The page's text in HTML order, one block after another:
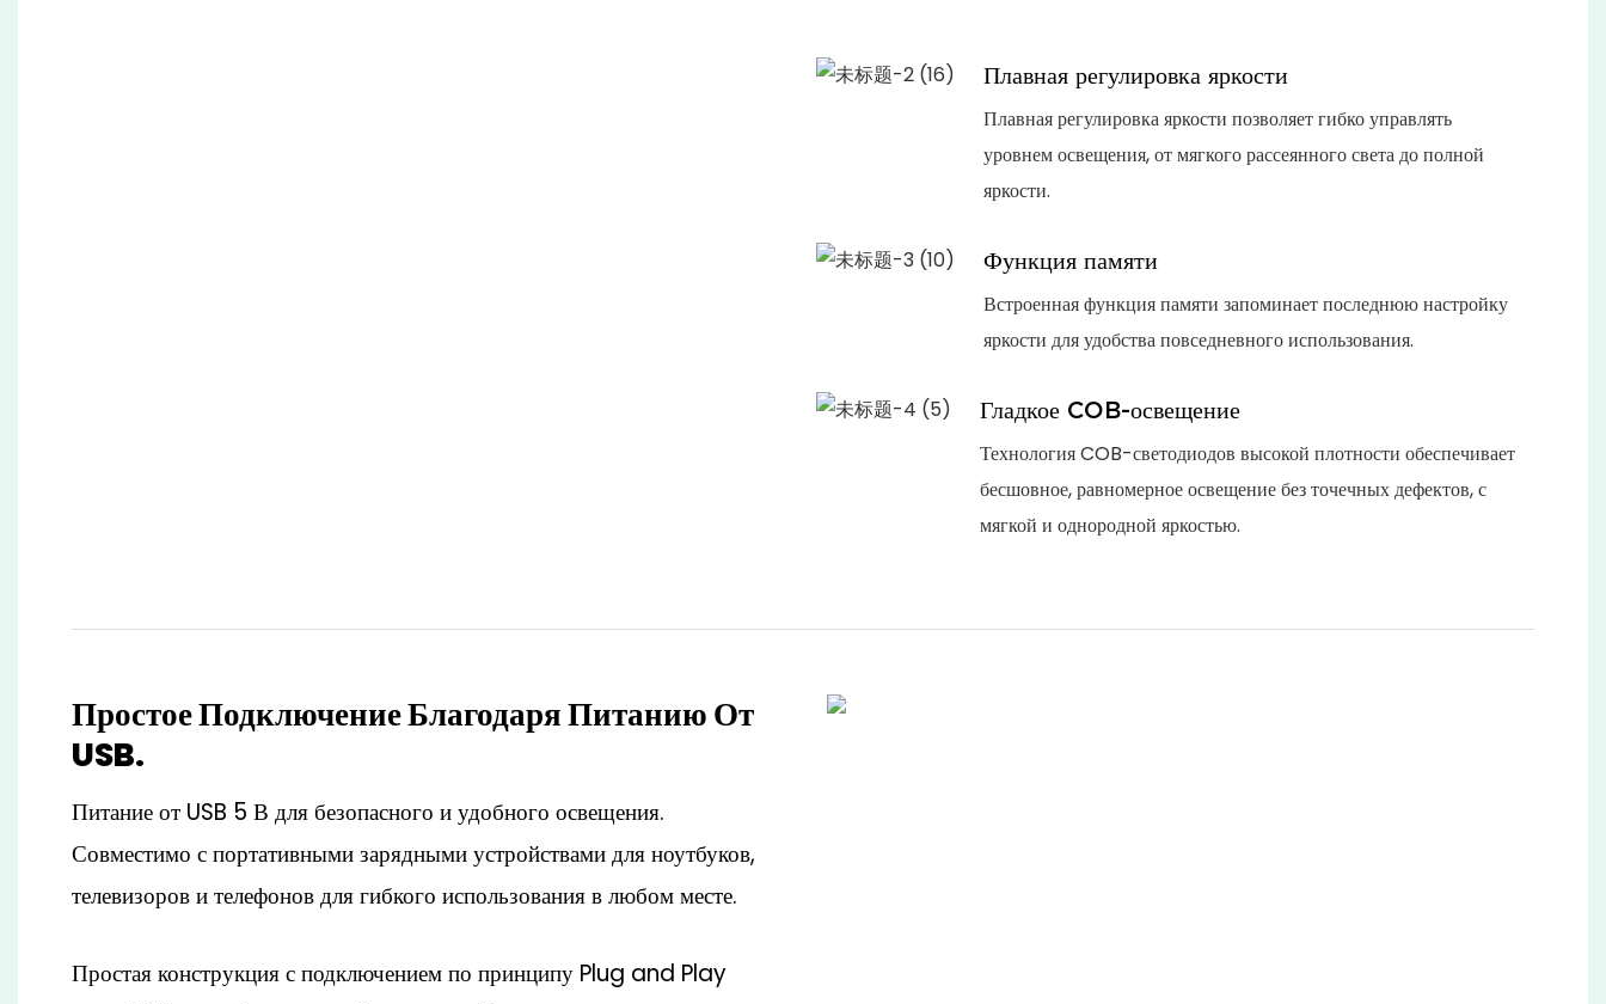
Плавная регулировка яркости
Плавная регулировка яркости позволяет гибко управлять
уровнем освещения, от мягкого рассеянного света до полной
яркости.
Функция памяти
Встроенная функция памяти запоминает последнюю настройку
яркости для удобства повседневного использования.
Гладкое COB-освещение
Технология COB-светодиодов высокой плотности обеспечивает
бесшовное, равномерное освещение без точечных дефектов, с
мягкой и однородной яркостью.
Простое Подключение Благодаря Питанию От
USB.
Питание от USB 5 В для безопасного и удобного освещения.
Совместимо с портативными зарядными устройствами для ноутбуков,
телевизоров и телефонов для гибкого использования в любом месте.
Простая конструкция с подключением по принципу Plug and Play